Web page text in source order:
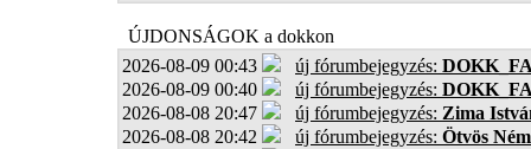
ÚJDONSÁGOK a dokkon
2026-08-09 00:43
új fórumbejegyzés:
2026-08-09 00:40
új fórumbejegyzés:
2026-08-08 20:47
új fórumbejegyzés: Zima
2026-08-08 20:42
új fórumbejegyzés: Ötvös